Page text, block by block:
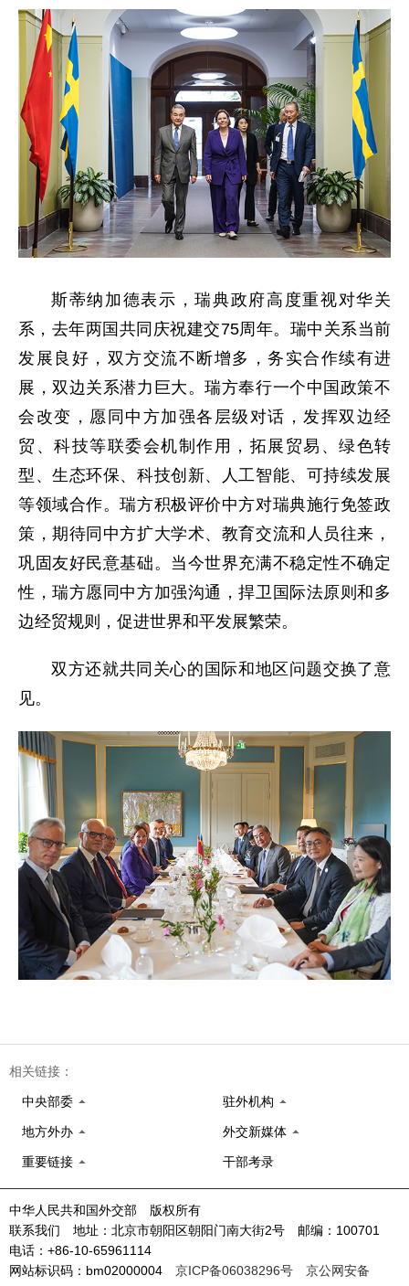
斯蒂纳加德表示，瑞典政府高度重视对华关
系，去年两国共同庆祝建交75周年。瑞中关系当前
发展良好，双方交流不断增多，务实合作续有进
展，双边关系潜力巨大。瑞方奉行一个中国政策不
会改变，愿同中方加强各层级对话，发挥双边经
贸、科技等联委会机制作用，拓展贸易、绿色转
型、生态环保、科技创新、人工智能、可持续发展
等领域合作。瑞方积极评价中方对瑞典施行免签政
策，期待同中方扩大学术、教育交流和人员往来，
巩固友好民意基础。当今世界充满不稳定性不确定
性，瑞方愿同中方加强沟通，捍卫国际法原则和多
边经贸规则，促进世界和平发展繁荣。
双方还就共同关心的国际和地区问题交换了意
见。
相关链接：
中央部委 驻外机构
地方外办 外交新媒体
重要链接 干部考录
中华人民共和国外交部 版权所有
联系我们 地址：北京市朝阳区朝阳门南大街2号 邮编：100701
电话：+86-10-65961114
网站标识码：bm02000004 京ICP备06038296号
京公网安备